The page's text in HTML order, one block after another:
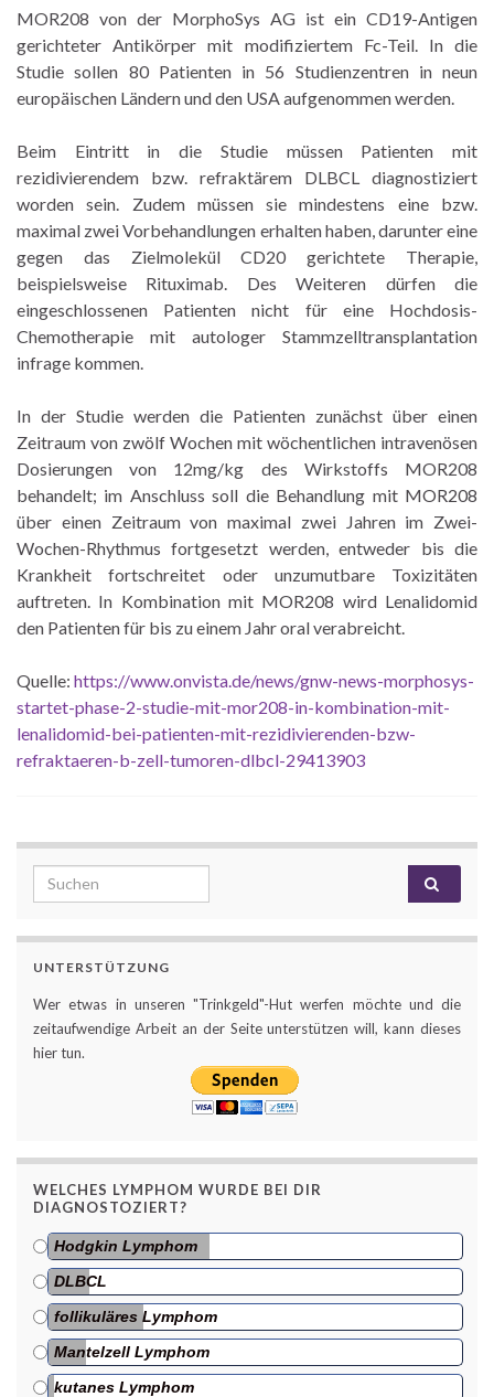
MOR208 von der MorphoSys AG ist ein CD19-Antigen
gerichteter Antikörper mit modifiziertem Fc-Teil. In die
Studie sollen 80 Patienten in 56 Studienzentren in neun
europäischen Ländern und den USA aufgenommen werden.
Beim Eintritt in die Studie müssen Patienten mit
rezidivierendem bzw. refraktärem DLBCL diagnostiziert
worden sein. Zudem müssen sie mindestens eine bzw.
maximal zwei Vorbehandlungen erhalten haben, darunter eine
gegen das Zielmolekül CD20 gerichtete Therapie,
beispielsweise Rituximab. Des Weiteren dürfen die
eingeschlossenen Patienten nicht für eine Hochdosis-
Chemotherapie mit autologer Stammzelltransplantation
infrage kommen.
In der Studie werden die Patienten zunächst über einen
Zeitraum von zwölf Wochen mit wöchentlichen intravenösen
Dosierungen von 12mg/kg des Wirkstoffs MOR208
behandelt; im Anschluss soll die Behandlung mit MOR208
über einen Zeitraum von maximal zwei Jahren im Zwei-
Wochen-Rhythmus fortgesetzt werden, entweder bis die
Krankheit fortschreitet oder unzumutbare Toxizitäten
auftreten. In Kombination mit MOR208 wird Lenalidomid
den Patienten für bis zu einem Jahr oral verabreicht.
Quelle: https://www.onvista.de/news/gnw-news-morphosys-
startet-phase-2-studie-mit-mor208-in-kombination-mit-
lenalidomid-bei-patienten-mit-rezidivierenden-bzw-
refraktaeren-b-zell-tumoren-dlbcl-29413903
Search for:
UNTERSTÜTZUNG
Wer etwas in unseren "Trinkgeld"-Hut werfen möchte und die
zeitaufwendige Arbeit an der Seite unterstützen will, kann dieses
hier tun.
WELCHES LYMPHOM WURDE BEI DIR
DIAGNOSTOZIERT?
Hodgkin Lymphom
DLBCL
follikuläres Lymphom
Mantelzell Lymphom
kutanes Lymphom